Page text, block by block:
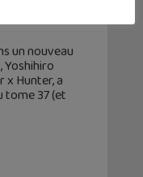
un nouveau
Yoshihiro
x Hunter, a
tome 37 (et